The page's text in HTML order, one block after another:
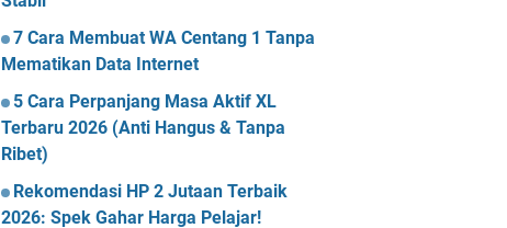
7 Cara Membuat WA Centang 1 Tanpa
Mematikan Data Internet
5 Cara Perpanjang Masa Aktif XL
Terbaru 2026 (Anti Hangus & Tanpa
Ribet)
Rekomendasi HP 2 Jutaan Terbaik
2026: Spek Gahar Harga Pelajar!